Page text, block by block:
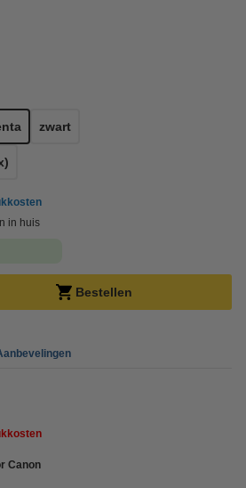
zwart
in huis
Bestellen
Canon